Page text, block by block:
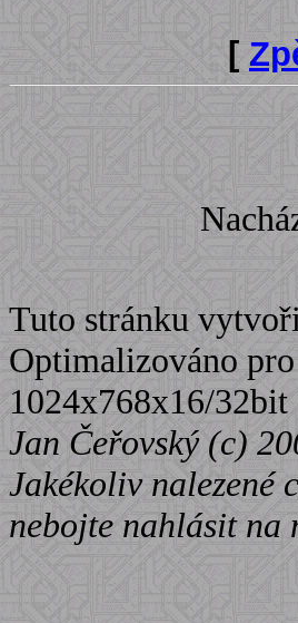
[
Tuto stránku
Optimalizováno pro
1024x768x16/32bit
Jan Čeřovský (c)
Jakékoliv nalezené
nebojte nahlásit na